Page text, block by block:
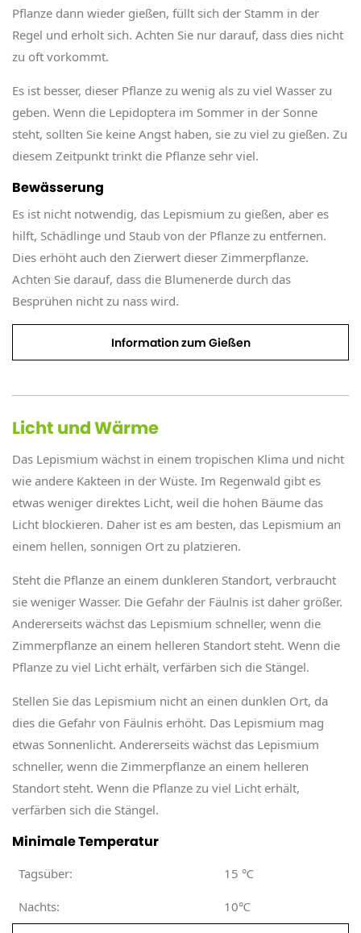
Pflanze dann wieder gießen, füllt sich der Stamm in der
Regel und erholt sich. Achten Sie nur darauf, dass dies nicht
zu oft vorkommt.
Es ist besser, dieser Pflanze zu wenig als zu viel Wasser zu
geben. Wenn die Lepidoptera im Sommer in der Sonne
steht, sollten Sie keine Angst haben, sie zu viel zu gießen. Zu
diesem Zeitpunkt trinkt die Pflanze sehr viel.
Bewässerung
Es ist nicht notwendig, das Lepismium zu gießen, aber es
hilft, Schädlinge und Staub von der Pflanze zu entfernen.
Dies erhöht auch den Zierwert dieser Zimmerpflanze.
Achten Sie darauf, dass die Blumenerde durch das
Besprühen nicht zu nass wird.
Information zum Gießen
Licht und Wärme
Das Lepismium wächst in einem tropischen Klima und nicht
wie andere Kakteen in der Wüste. Im Regenwald gibt es
etwas weniger direktes Licht, weil die hohen Bäume das
Licht blockieren. Daher ist es am besten, das Lepismium an
einem hellen, sonnigen Ort zu platzieren.
Steht die Pflanze an einem dunkleren Standort, verbraucht
sie weniger Wasser. Die Gefahr der Fäulnis ist daher größer.
Andererseits wächst das Lepismium schneller, wenn die
Zimmerpflanze an einem helleren Standort steht. Wenn die
Pflanze zu viel Licht erhält, verfärben sich die Stängel.
Stellen Sie das Lepismium nicht an einen dunklen Ort, da
dies die Gefahr von Fäulnis erhöht. Das Lepismium mag
etwas Sonnenlicht. Andererseits wächst das Lepismium
schneller, wenn die Zimmerpflanze an einem helleren
Standort steht. Wenn die Pflanze zu viel Licht erhält,
verfärben sich die Stängel.
Minimale Temperatur
Tagsüber: 15 ℃
Nachts: 10℃